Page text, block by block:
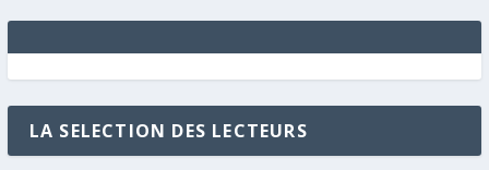
LA SELECTION DES LECTEURS